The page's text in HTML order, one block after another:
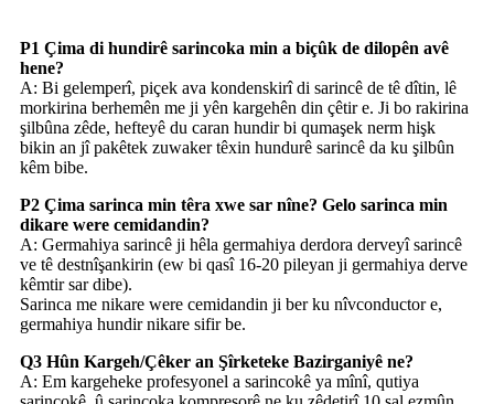
P1 Çima di hundirê sarincoka min a biçûk de dilopên avê
hene?
A: Bi gelemperî, piçek ava kondenskirî di sarincê de tê dîtin, lê
morkirina berhemên me ji yên kargehên din çêtir e. Ji bo rakirina
şilbûna zêde, hefteyê du caran hundir bi qumaşek nerm hişk
bikin an jî pakêtek zuwaker têxin hundurê sarincê da ku şilbûn
kêm bibe.
P2 Çima sarinca min têra xwe sar nîne? Gelo sarinca min
dikare were cemidandin?
A: Germahiya sarincê ji hêla germahiya derdora derveyî sarincê
ve tê destnîşankirin (ew bi qasî 16-20 pileyan ji germahiya derve
kêmtir sar dibe).
Sarinca me nikare were cemidandin ji ber ku nîvconductor e,
germahiya hundir nikare sifir be.
Q3 Hûn Kargeh/Çêker an Şîrketeke Bazirganiyê ne?
A: Em kargeheke profesyonel a sarincokê ya mînî, qutiya